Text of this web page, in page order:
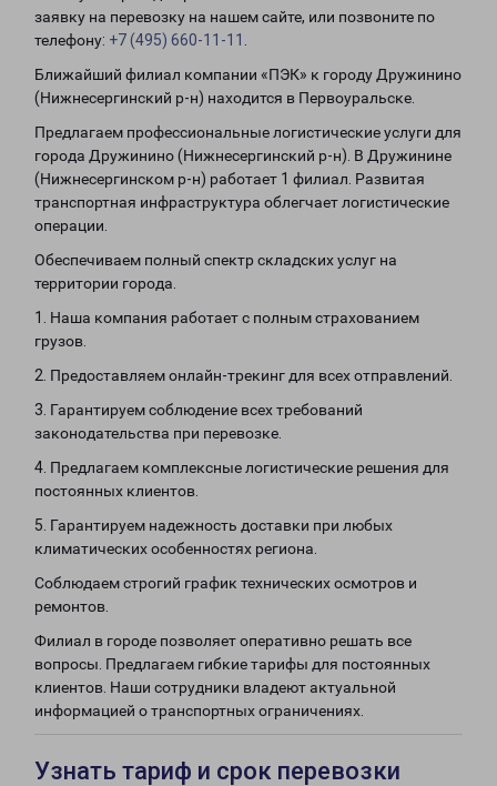
заявку на перевозку на нашем сайте, или позвоните по
телефону: +7 (495) 660-11-11
Ближайший филиал компании «ПЭК» к городу Дружинино
(Нижнесергинский р-н) находится в Первоуральске.
Предлагаем профессиональные логистические услуги для
города Дружинино (Нижнесергинский р-н). В Дружинине
(Нижнесергинском р-н) работает 1 филиал. Развитая
транспортная инфраструктура облегчает логистические
операции.
Обеспечиваем полный спектр складских услуг на
территории города.
1. Наша компания работает с полным страхованием
грузов.
2. Предоставляем онлайн-трекинг для всех отправлений.
3. Гарантируем соблюдение всех требований
законодательства при перевозке.
4. Предлагаем комплексные логистические решения для
постоянных клиентов.
5. Гарантируем надежность доставки при любых
климатических особенностях региона.
Соблюдаем строгий график технических осмотров и
ремонтов.
Филиал в городе позволяет оперативно решать все
вопросы. Предлагаем гибкие тарифы для постоянных
клиентов. Наши сотрудники владеют актуальной
информацией о транспортных ограничениях.
Узнать тариф и срок перевозки